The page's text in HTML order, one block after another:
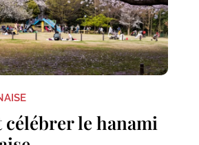
célébrer le hanami